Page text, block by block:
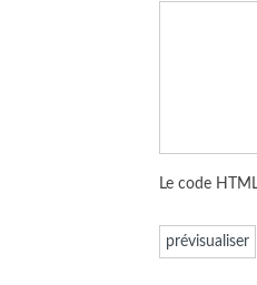
Le code